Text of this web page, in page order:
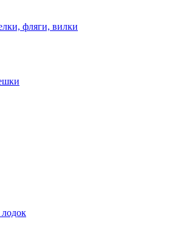
фляги, вилки